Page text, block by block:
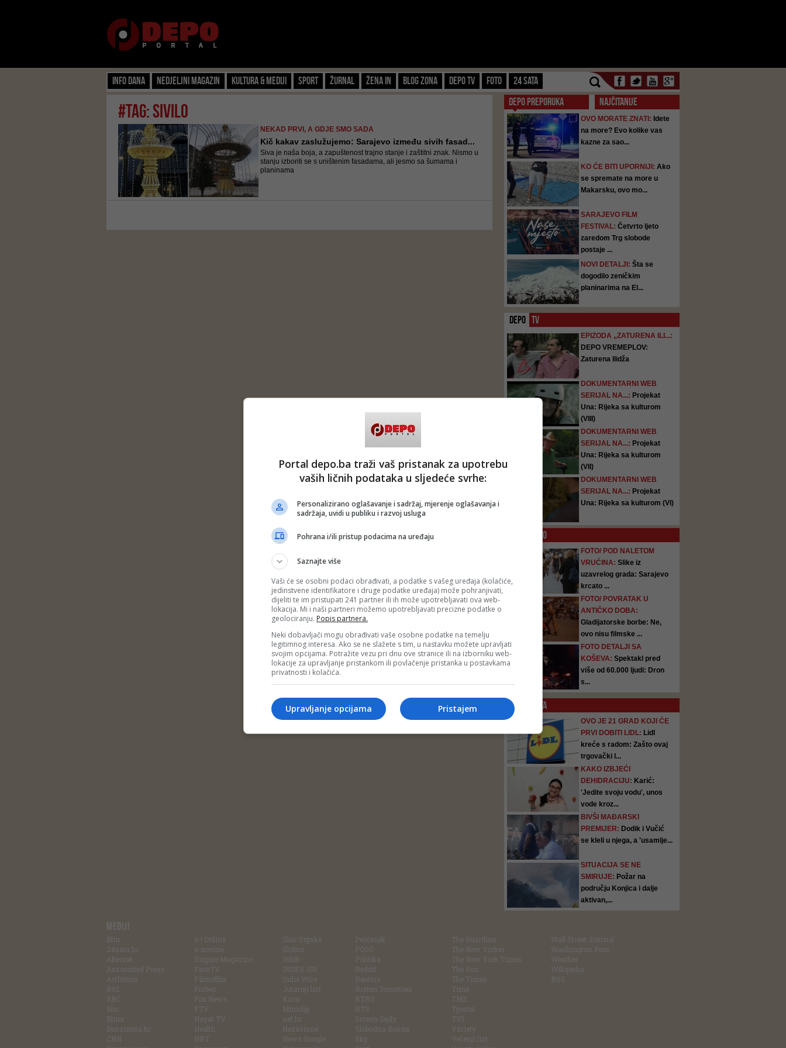
Info dana Nedjeljni magazin Kultura & Mediji Sport Žurnal Žena IN Blog zona Depo TV FOTO 24 SATA
#tag: sivilo
NEKAD PRVI, A GDJE SMO SADA
Kič kakav zaslužujemo: Sarajevo između sivih fasad...
Siva je naša boja, a zapuštenost trajno stanje i zaštitni znak. Nismo u
stanju izboriti se s uništenim fasadama, ali jesmo sa šumama i
planinama
DEPO PREPORUKA NAJČITANIJE
OVO MORATE ZNATI: Idete
na more? Evo kolike vas
kazne za sao...
KO ĆE BITI UPORNIJI: Ako
se spremate na more u
Makarsku, ovo mo...
SARAJEVO FILM
FESTIVAL: Četvrto ljeto
zaredom Trg slobode
postaje ...
NOVI DETALJI: Šta se
dogodilo zeničkim
planinarima na El...
DEPO TV
EPIZODA „ZATURENA ILI...:
DEPO VREMEPLOV:
Zaturena Ilidža
DOKUMENTARNI WEB
SERIJAL NA...: Projekat
Una: Rijeka sa kulturom
(VIII)
DOKUMENTARNI WEB
SERIJAL NA...: Projekat
Una: Rijeka sa kulturom
(VII)
DOKUMENTARNI WEB
SERIJAL NA...: Projekat
Una: Rijeka sa kulturom (VI)
FOTO
FOTO/ POD NALETOM
VRUĆINA: Slike iz
uzavrelog grada: Sarajevo
krcato ...
FOTO/ POVRATAK U
ANTIČKO DOBA:
Gladijatorske borbe: Ne,
ovo nisu filmske ...
FOTO DETALJI SA
KOŠEVA: Spektakl pred
više od 60.000 ljudi: Dron
s...
24 SATA
OVO JE 21 GRAD KOJI ĆE
PRVI DOBITI LIDL: Lidl
kreće s radom: Zašto ovaj
trgovački l...
KAKO IZBJEĆI
DEHIDRACIJU: Karić:
'Jedite svoju vodu', unos
vode kroz...
BIVŠI MAĐARSKI
PREMIJER: Dodik i Vučić
se kleli u njega, a 'usamlje...
SITUACIJA SE NE
SMIRUJE: Požar na
području Konjica i dalje
aktivan,...
MEDIJI
Blin
24sata.hr
Alternet
Associated Press
Artforum
B92
BBC
Blic
Blinx
Bussiness.hr
CNN
e-! Online
e-novine
Empire Magazine
FaceTV
Filmofilia
Forbes
Fox News
FTV
Hayat TV
Health
HRT
Glas Srpske
Globus
IMDb
INDEX.HR
Indie Wire
Jutarnji list
Kurir
Miniclip
net.hr
Nezavisne
News Google
Pešćanik
POGO
Politika
Reddit
Reuters
Rotten Tomatoes
RTRS
RTS
Screen Daily
Slobodna Bosna
Sky
The Guardian
The New Yorker
The New York Times
The Sun
The Times
Time
TMZ
Tportal
TV1
Variety
Večenji list
Wall Street Journal
Washington Post
Weather
Wikipedia
RSS
Portal depo.ba traži vaš pristanak za upotrebu
vaših ličnih podataka u sljedeće svrhe:
Personalizirano oglašavanje i sadržaj, mjerenje oglašavanja i
sadržaja, uvidi u publiku i razvoj usluga
Pohrana i/ili pristup podacima na uređaju
Saznajte više
Vaši će se osobni podaci obrađivati, a podatke s vašeg uređaja (kolačiće,
jedinstvene identifikatore i druge podatke uređaja) može pohranjivati,
dijeliti te im pristupati 241 partner ili ih može upotrebljavati ova web-
lokacija. Mi i naši partneri možemo upotrebljavati precizne podatke o
geolociranju. Popis partnera.
Neki dobavljači mogu obrađivati vaše osobne podatke na temelju
legitimnog interesa. Ako se ne slažete s tim, u nastavku možete upravljati
svojim opcijama. Potražite vezu pri dnu ove stranice ili na izborniku web-
lokacije za upravljanje pristankom ili povlačenje pristanka u postavkama
privatnosti i kolačića.
Pristajem
Upravljanje opcijama